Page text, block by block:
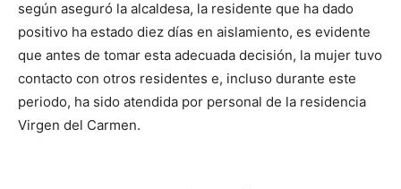
según aseguró la alcaldesa, la residente que ha dado
positivo ha estado diez días en aislamiento, es evidente
que antes de tomar esta adecuada decisión, la mujer tuvo
contacto con otros residentes e, incluso durante este
periodo, ha sido atendida por personal de la residencia
Virgen del Carmen.